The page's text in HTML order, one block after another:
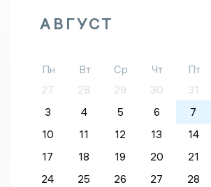
АВГУСТ
Пн Вт Ср Чт Пт
27
28 29 30 31
3
4 5 6 7
10
11 12 13 14
17
18 19 20 21
24
25 26 27 28